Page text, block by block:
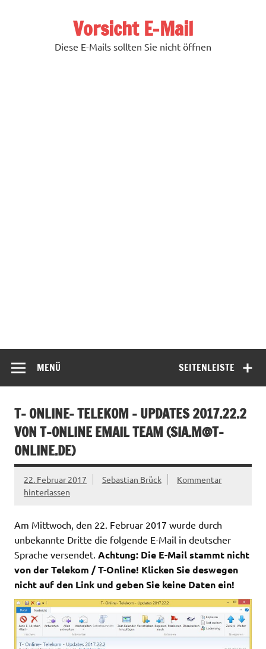
Vorsicht E-Mail
Diese E-Mails sollten Sie nicht öffnen
SEITENLEISTE
MENÜ
T- ONLINE- TELEKOM – UPDATES 2017.22.2
VON T-ONLINE EMAIL TEAM (SIA.M@T-
ONLINE.DE)
22. Februar 2017 Sebastian Brück
Kommentar
hinterlassen
Am Mittwoch, den 22. Februar 2017 wurde durch
unbekannte Dritte die folgende E-Mail in deutscher
Sprache versendet. Achtung: Die E-Mail stammt nicht
von der Telekom / T-Online! Klicken Sie deswegen
nicht auf den Link und geben Sie keine Daten ein!